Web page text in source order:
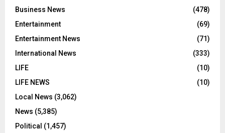
Business News
(478)
Entertainment
(69)
Entertainment News
(71)
International News
(333)
LIFE
(10)
LIFE NEWS
(10)
Local News (3,062)
News (5,385)
Political (1,457)